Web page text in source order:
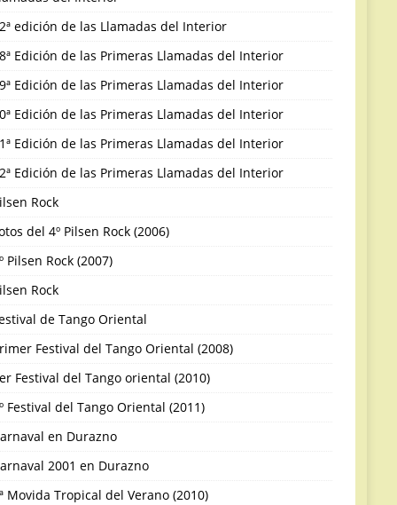
edición de las Llamadas del Interior
Edición de las Primeras Llamadas del Interior
Edición de las Primeras Llamadas del Interior
Edición de las Primeras Llamadas del Interior
Edición de las Primeras Llamadas del Interior
Edición de las Primeras Llamadas del Interior
Rock
del 4º Pilsen Rock (2006)
Pilsen Rock (2007)
Rock
de Tango Oriental
Festival del Tango Oriental (2008)
Festival del Tango oriental (2010)
Festival del Tango Oriental (2011)
en Durazno
2001 en Durazno
Movida Tropical del Verano (2010)